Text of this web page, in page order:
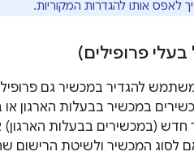
אותו להגדרות המקוריות.
פרופילים)
להגדיר במכשיר גם פרופיל
במכשיר בבעלות הארגון
(במכשירים בבעלות
לסוג המכשיר ולשיטת הרישום